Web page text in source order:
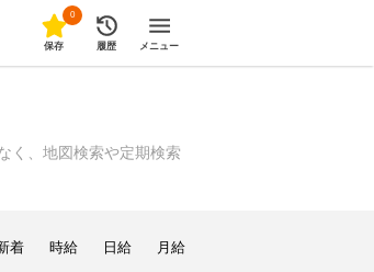
0
保存 履歴 メニュー
く、地図検索や定期検索
着 時給 日給 月給